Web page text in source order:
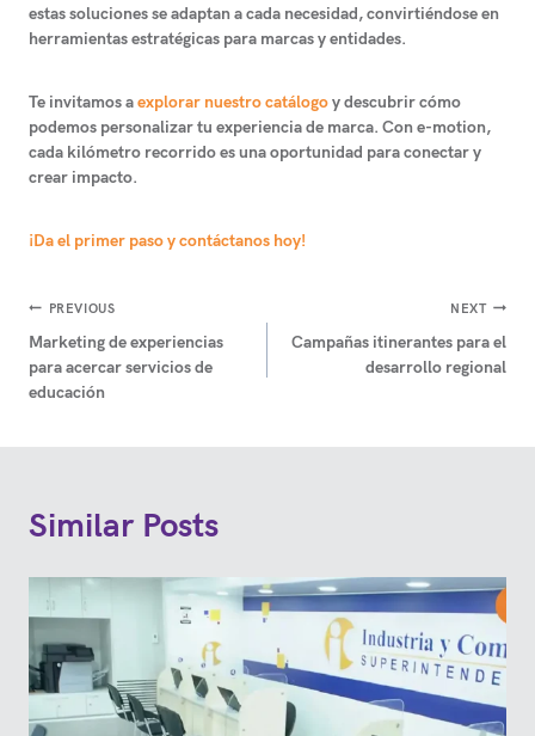
estas soluciones se adaptan a cada necesidad, convirtiéndose en
herramientas estratégicas para marcas y entidades.
Te invitamos aexplorar nuestro catálogoy descubrir cómo
podemos personalizar tu experiencia de marca. Con e-motion,
cada kilómetro recorrido es una oportunidad para conectar y
crear impacto.
¡Da el primer paso y contáctanos hoy!
Navegación
de
entradas
PREVIOUS
Marketing de experiencias
para acercar servicios de
educación
NEXT
Campañas itinerantes para el
desarrollo regional
Similar Posts